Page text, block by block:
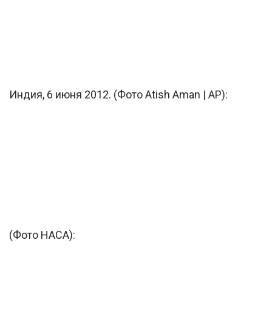
Индия, 6 июня 2012. (Фото Atish Aman | AP):
(Фото НАСА):